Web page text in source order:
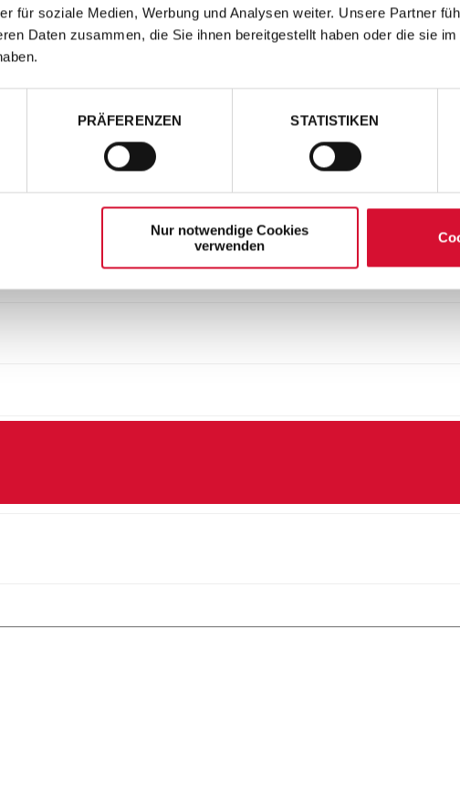
für soziale Medien, Werbung und Analysen weiter. Unsere Partner
Daten zusammen, die Sie ihnen bereitgestellt haben oder die sie
PRÄFERENZEN STATISTIKEN
Nur notwendige Cookies
verwenden